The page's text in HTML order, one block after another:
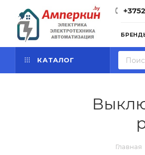
КАТАЛОГ
Главная